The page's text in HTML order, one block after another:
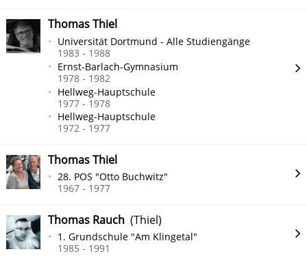
Thomas Thiel
Universität Dortmund - Alle Studiengänge
1983 - 1988
Ernst-Barlach-Gymnasium
1978 - 1982
Hellweg-Hauptschule
1977 - 1978
Hellweg-Hauptschule
1972 - 1977
Thomas Thiel
28. POS "Otto Buchwitz"
1967 - 1977
Thomas Rauch (Thiel)
1. Grundschule "Am Klingetal"
1985 - 1991